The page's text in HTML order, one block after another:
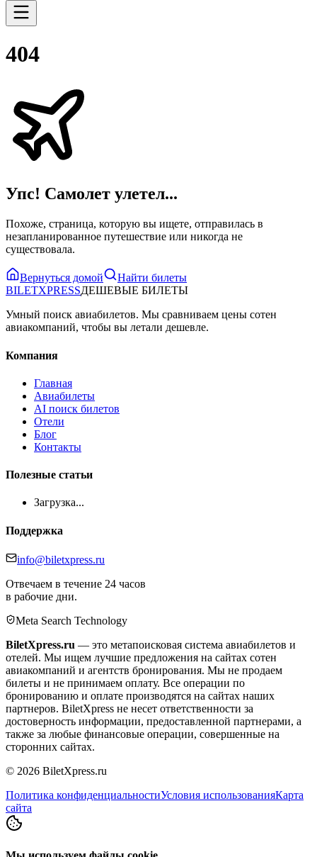
404
Упс! Самолет улетел...
Похоже, страница, которую вы ищете, отправилась в
незапланированное путешествие или никогда не
существовала.
Вернуться домой
Найти билеты
BILETXPRESSДЕШЕВЫЕ БИЛЕТЫ
Умный поиск авиабилетов. Мы сравниваем цены сотен
авиакомпаний, чтобы вы летали дешевле.
Компания
Главная
Авиабилеты
AI поиск билетов
Отели
Блог
Контакты
Полезные статьи
Загрузка...
Поддержка
info@biletxpress.ru
Отвечаем в течение 24 часов
в рабочие дни.
Meta Search Technology
BiletXpress.ru — это метапоисковая система авиабилетов и
отелей. Мы ищем лучшие предложения на сайтах сотен
авиакомпаний и агентств бронирования. Мы не продаем
билеты и не принимаем оплату. Все операции по
бронированию и оплате производятся на сайтах наших
партнеров. BiletXpress не несет ответственности за
достоверность информации, предоставленной партнерами, а
также за любые финансовые операции, совершенные на
сторонних сайтах.
© 2026 BiletXpress.ru
Политика конфиденциальностиУсловия использованияКарта
сайта